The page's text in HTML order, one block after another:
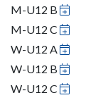
M-U12 B
M-U12 C
W-U12 A
W-U12 B
W-U12 C